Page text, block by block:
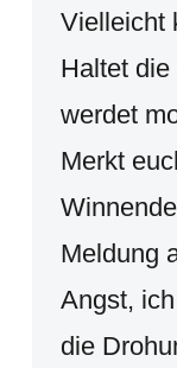
Vielleicht
Haltet
werdet
Merkt
Meldung
Angst,
die